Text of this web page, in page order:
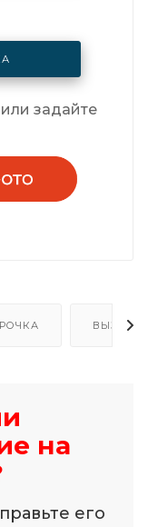
задайте
ВЫЗОВ
на
его